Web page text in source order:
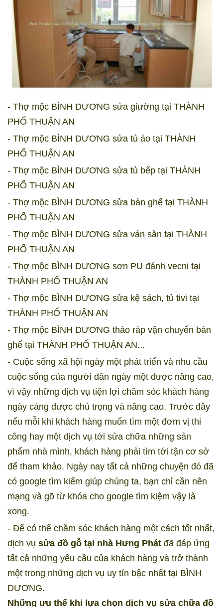
- Thợ mộc BÌNH DƯƠNG sửa giường tại THÀNH
PHỐ THUẬN AN
- Thợ mộc BÌNH DƯƠNG sửa tủ áo tại THÀNH
PHỐ THUẬN AN
- Thợ mộc BÌNH DƯƠNG sửa tủ bếp tại THÀNH
PHỐ THUẬN AN
- Thợ mộc BÌNH DƯƠNG sửa bàn ghế tại THÀNH
PHỐ THUẬN AN
- Thợ mộc BÌNH DƯƠNG sửa ván sàn tại THÀNH
PHỐ THUẬN AN
- Thợ mộc BÌNH DƯƠNG sơn PU đánh vecni tại
THÀNH PHỐ THUẬN AN
- Thợ mộc BÌNH DƯƠNG sửa kệ sách, tủ tivi tại
THÀNH PHỐ THUẬN AN
- Thợ mộc BÌNH DƯƠNG tháo ráp vận chuyển bàn
ghế tại THÀNH PHỐ THUẬN AN...
- Cuộc sống xã hội ngày một phát triển và nhu cầu
cuộc sống của người dân ngày một được nâng cao,
vì vậy những dịch vụ tiện lợi chăm sóc khách hàng
ngày càng được chú trọng và nâng cao. Trước đây
nếu mỗi khi khách hàng muốn tìm một đơm vị thi
công hay một dịch vụ tới sửa chữa những sản
phẩm nhà mình, khách hàng phải tìm tới tận cơ sở
để tham khảo. Ngày nay tất cả những chuyện đó đã
có google tìm kiếm giúp chúng ta, bạn chỉ cần nên
mạng và gõ từ khóa cho google tìm kiệm vậy là
xong.
- Để có thể chăm sóc khách hàng một cách tốt nhất,
dịch vụ sửa đồ gỗ tại nhà Hưng Phát đã đáp ứng
tất cả những yêu cầu của khách hàng và trở thành
một trong những dịch vụ uy tín bậc nhất tại BÌNH
DƯƠNG.
Những ưu thế khi lựa chọn dịch vụ sửa chữa đồ